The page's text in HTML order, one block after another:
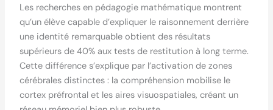
Les recherches en pédagogie mathématique montrent
qu’un élève capable d’expliquer le raisonnement derrière
une identité remarquable obtient des résultats
supérieurs de 40% aux tests de restitution à long terme.
Cette différence s’explique par l’activation de zones
cérébrales distinctes : la compréhension mobilise le
cortex préfrontal et les aires visuospatiales, créant un